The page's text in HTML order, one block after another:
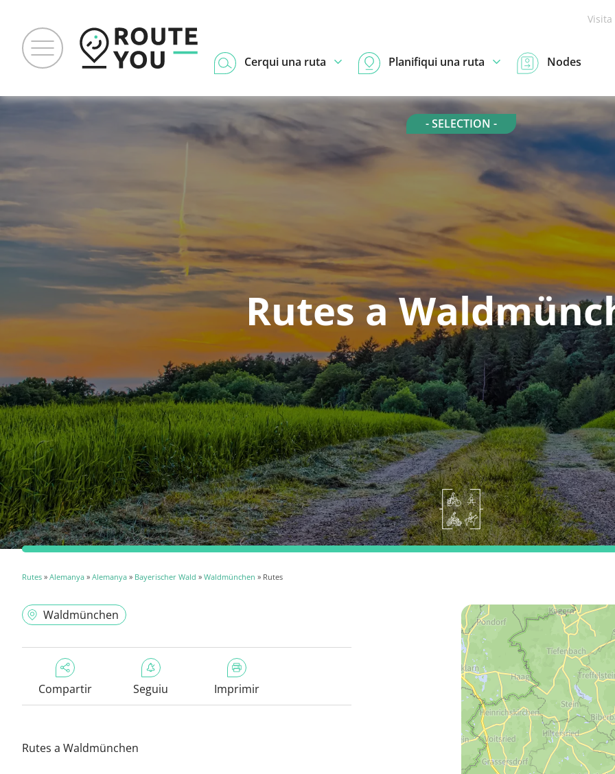
Cerqui una ruta Planifiqui una ruta Nodes
- SELECTION -
Rutes a
Rutes » Alemanya » Alemanya » Bayerischer Wald » Waldmünchen » Rutes
Waldmünchen
Compartir Seguiu Imprimir
Rutes a Waldmünchen